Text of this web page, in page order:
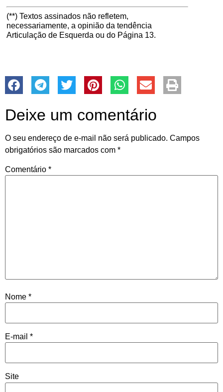
(**) Textos assinados não refletem,
necessariamente, a opinião da tendência
Articulação de Esquerda ou do Página 13.
Deixe um comentário
O seu endereço de e-mail não será publicado. Campos
obrigatórios são marcados com *
Comentário *
Nome *
E-mail *
Site